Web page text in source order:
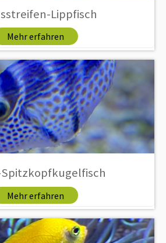
Lippfisch
Mehr erfahren
Mehr erfahren